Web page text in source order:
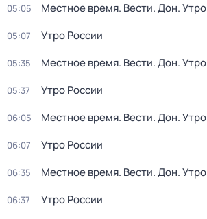
05:05 Местное время. Вести. Дон. Утро
05:07 Утро России
05:35 Местное время. Вести. Дон. Утро
05:37 Утро России
06:05 Местное время. Вести. Дон. Утро
06:07 Утро России
06:35 Местное время. Вести. Дон. Утро
06:37 Утро России